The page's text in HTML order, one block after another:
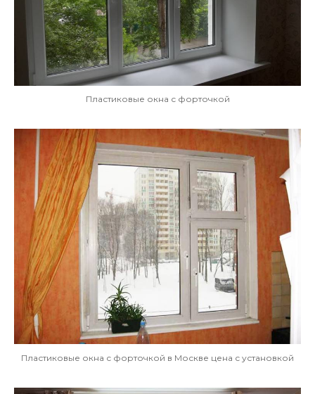
Пластиковые окна с форточкой
Пластиковые окна с форточкой в Москве цена с установкой